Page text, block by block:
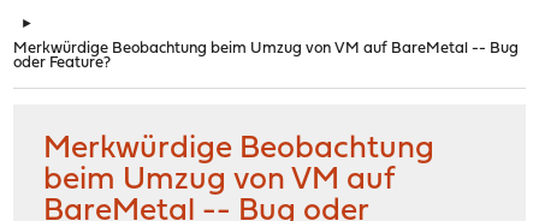
►
Merkwürdige Beobachtung beim Umzug von VM auf BareMetal -- Bug
oder Feature?
Merkwürdige Beobachtung
beim Umzug von VM auf
BareMetal -- Bug oder